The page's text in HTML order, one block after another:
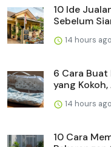
10 Ide
Sebelum
14 hours ago
6 Cara
yang Kokoh,
14 hours ago
10 Cara